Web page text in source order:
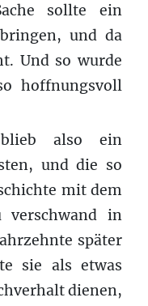
sollte ein
und da
Und so wurde
hoffnungsvoll
also ein
und die so
mit dem
verschwand in
später
sie als etwas
dienen,